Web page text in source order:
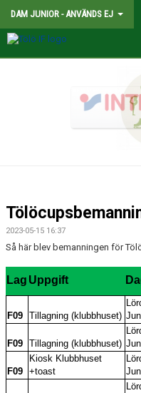
DAM JUNIOR - ANVÄNDS EJ
BILDGALLERI
KONTAKT
2023-05-15 16:37
Så här blev bemanningen för
Lag Uppgift
F09 Tillagning (klubbhuset)
F09 Tillagning (klubbhuset)
F09
Kiosk Klubbhuset
+toast